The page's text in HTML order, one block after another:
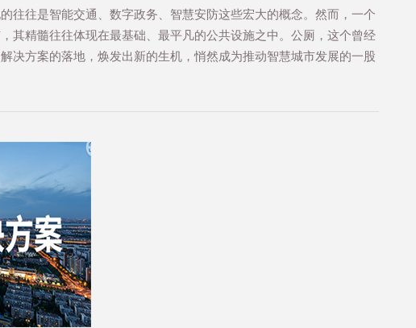
往往是智能交通、数字政务、智慧安防这些宏大的概念。然而，一个
其精髓往往体现在最基础、最平凡的公共设施之中。公厕，这个曾经
决方案的落地，焕发出新的生机，悄然成为推动智慧城市发展的一股